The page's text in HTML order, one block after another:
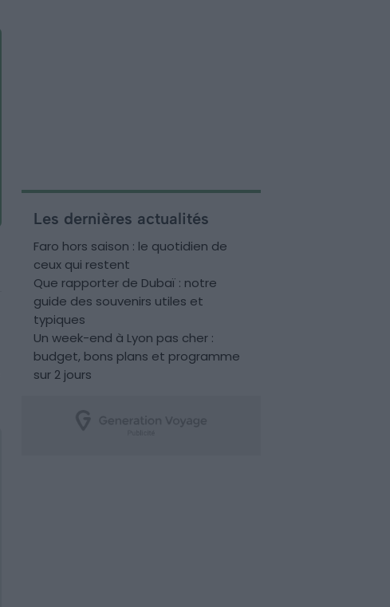
Les dernières actualités
Faro hors saison : le quotidien de
ceux qui restent
Que rapporter de Dubaï : notre
guide des souvenirs utiles et
typiques
Un week-end à Lyon pas cher :
budget, bons plans et programme
sur 2 jours